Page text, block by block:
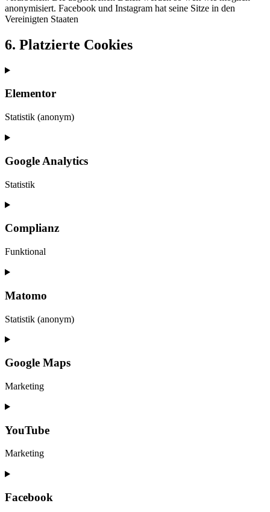
anonymisiert. Facebook und Instagram hat seine Sitze in den
Vereinigten Staaten
6. Platzierte Cookies
Elementor
Statistik (anonym)
Google Analytics
Statistik
Complianz
Funktional
Matomo
Statistik (anonym)
Google Maps
Marketing
YouTube
Marketing
Facebook